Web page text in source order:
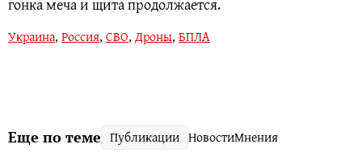
гонка меча и щита продолжается.
Украина, Россия, СВО, Дроны, БПЛА
Еще по теме Публикации НовостиМнения